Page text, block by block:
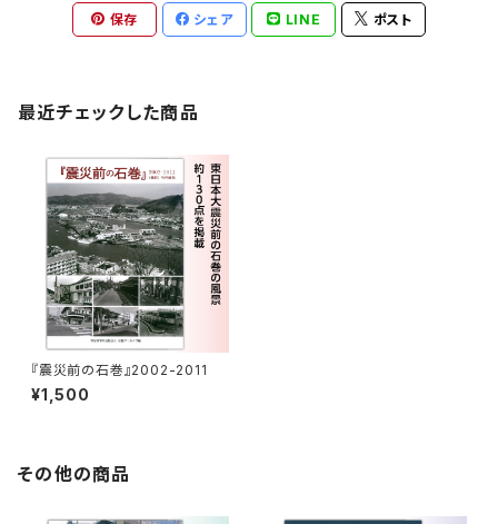
保存 シェア LINE ポスト
最近チェックした商品
『震災前の石巻』2002-2011
¥1,500
その他の商品